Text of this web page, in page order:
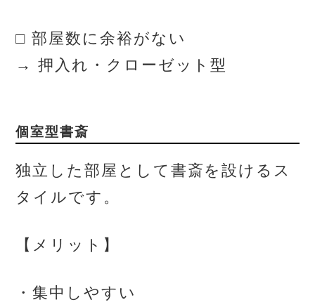
□ 部屋数に余裕がない
→ 押入れ・クローゼット型
個室型書斎
独立した部屋として書斎を設けるス
タイルです。
【メリット】
・集中しやすい